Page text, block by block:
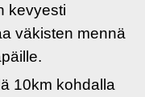
kevyesti
väkisten mennä
10km kohdalla